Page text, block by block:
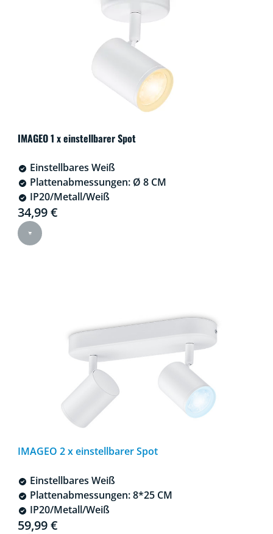
IMAGEO 1 x einstellbarer Spot
Einstellbares Weiß
Plattenabmessungen: Ø 8 CM
IP20/Metall/Weiß
Current price is 34,99 €
34,99 €
IMAGEO 2 x einstellbarer Spot
Einstellbares Weiß
Plattenabmessungen: 8*25 CM
IP20/Metall/Weiß
Current price is 59,99 €
59,99 €